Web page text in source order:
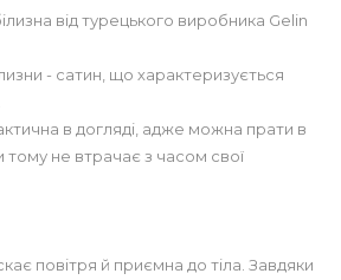
від турецького виробника Gelin
- сатин, що характеризується
в догляді, адже можна прати в
тому не втрачає з часом свої
повітря й приємна до тіла. Завдяки